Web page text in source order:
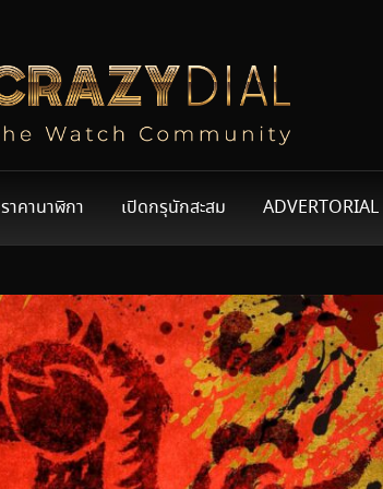
ราคานาฬิกา เปิดกรุนักสะสม ADVERTORIAL